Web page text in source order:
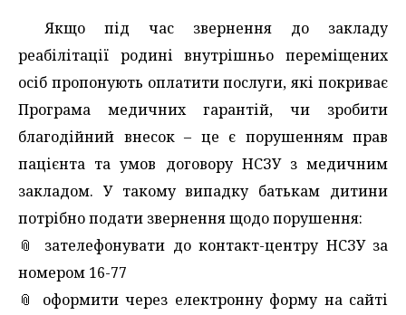
Якщо під час звернення до закладу
реабілітації родині внутрішньо переміщених
осіб пропонують оплатити послуги, які покриває
Програма медичних гарантій, чи зробити
благодійний внесок – це є порушенням прав
пацієнта та умов договору НСЗУ з медичним
закладом. У такому випадку батькам дитини
потрібно подати звернення щодо порушення:
📎 зателефонувати до контакт-центру НСЗУ за
номером 16-77
📎 оформити через електронну форму на сайті